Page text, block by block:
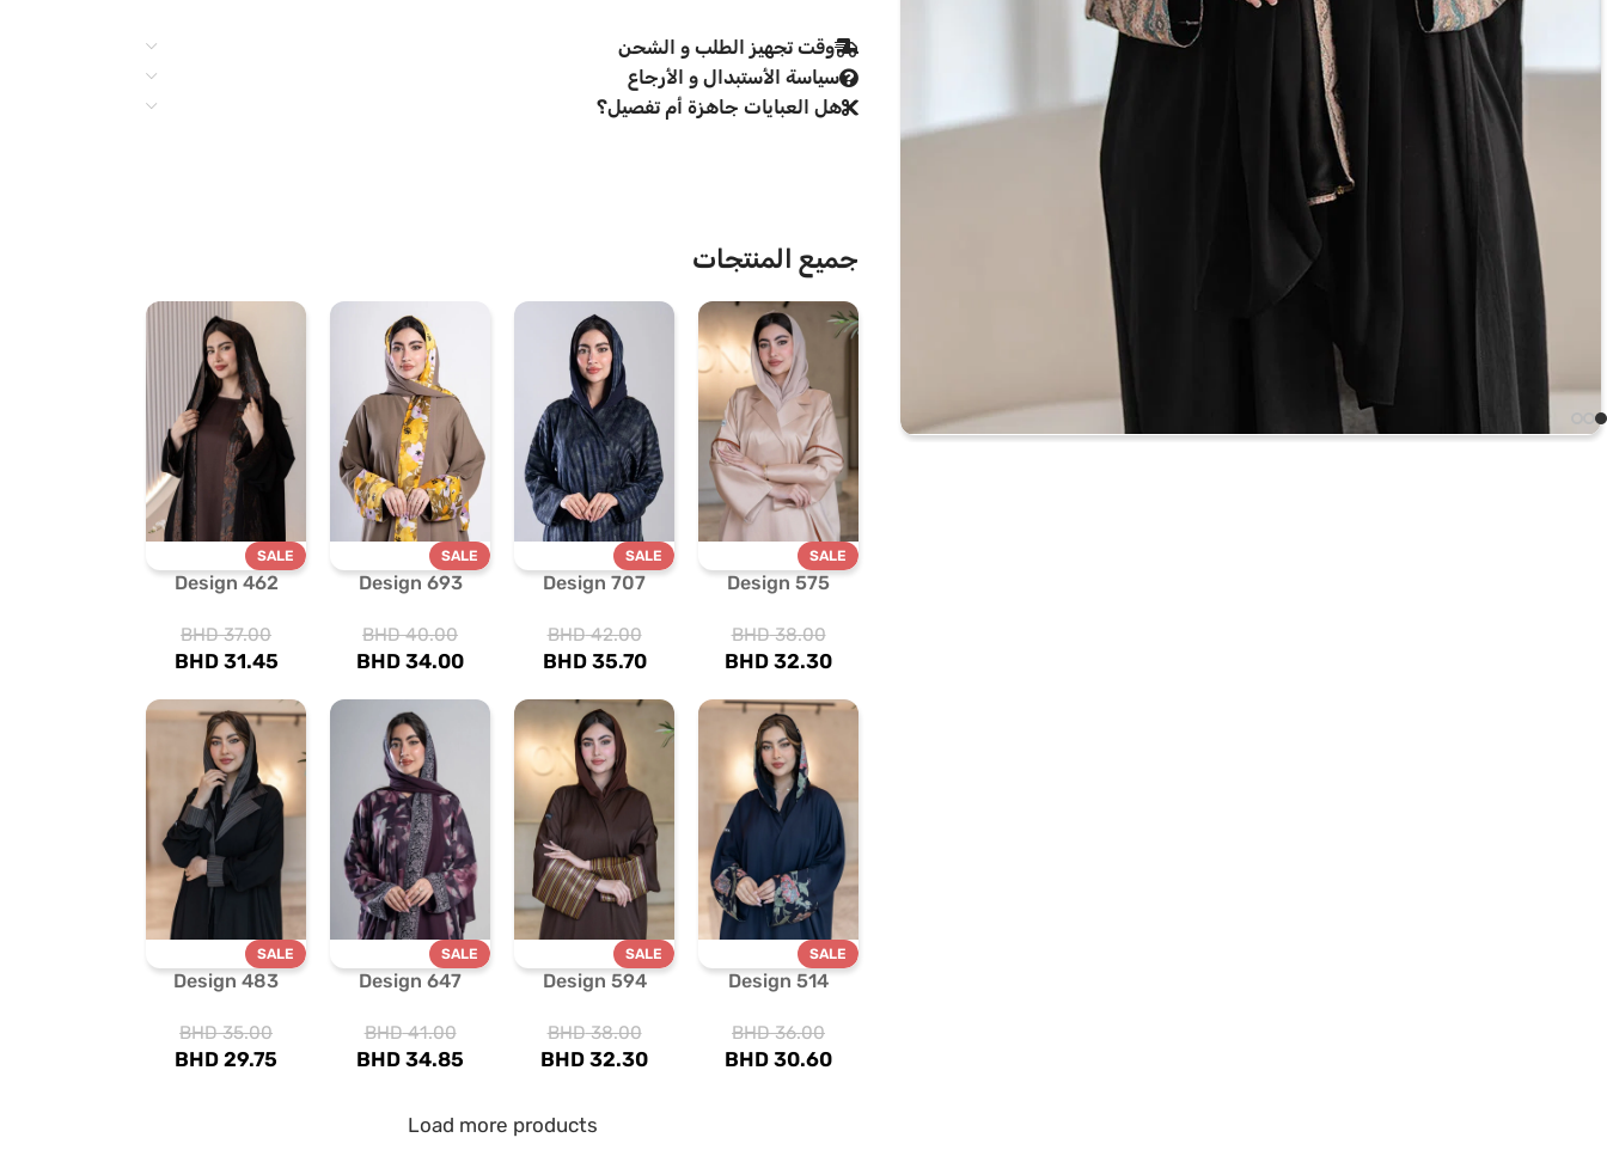
وقت تجهيز الطلب و الشحن
سياسة الأستبدال و الأرجاع
هل العبايات جاهزة أم تفصيل؟
جميع المنتجات
SALE
Design 575
BHD38.00
BHD 32.30
SALE
Design 707
BHD42.00
BHD35.70
SALE
Design 693
BHD40.00
BHD 34.00
SALE
Design 462
BHD37.00
BHD31.45
SALE
Design 514
BHD36.00
BHD 30.60
SALE
Design 594
BHD38.00
BHD 32.30
SALE
Design 647
BHD41.00
BHD 34.85
SALE
Design 483
BHD35.00
BHD 29.75
Load more products